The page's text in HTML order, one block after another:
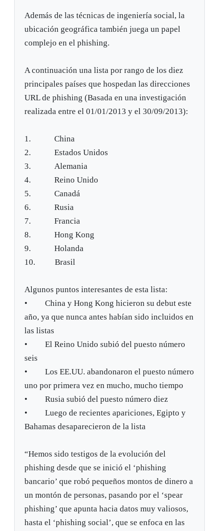
Además de las técnicas de ingeniería social, la
ubicación geográfica también juega un papel
complejo en el phishing.
A continuación una lista por rango de los diez
principales países que hospedan las direcciones
URL de phishing (Basada en una investigación
realizada entre el 01/01/2013 y el 30/09/2013):
1. China
2. Estados Unidos
3. Alemania
4. Reino Unido
5. Canadá
6. Rusia
7. Francia
8. Hong Kong
9. Holanda
10. Brasil
Algunos puntos interesantes de esta lista:
• China y Hong Kong hicieron su debut este
año, ya que nunca antes habían sido incluidos en
las listas
• El Reino Unido subió del puesto número
seis
• Los EE.UU. abandonaron el puesto número
uno por primera vez en mucho, mucho tiempo
• Rusia subió del puesto número diez
• Luego de recientes apariciones, Egipto y
Bahamas desaparecieron de la lista
“Hemos sido testigos de la evolución del
phishing desde que se inició el ‘phishing
bancario’ que robó pequeños montos de dinero a
un montón de personas, pasando por el ‘spear
phishing’ que apunta hacia datos muy valiosos,
hasta el ‘phishing social’, que se enfoca en las